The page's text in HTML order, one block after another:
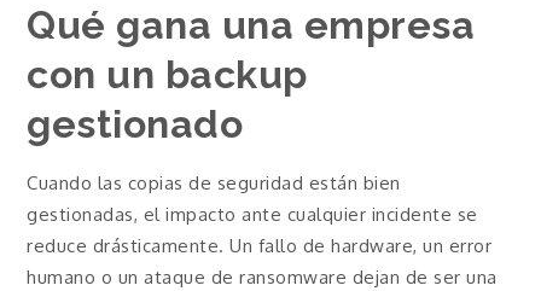
Qué gana una empresa
con un backup
gestionado
Cuando las copias de seguridad están bien
gestionadas, el impacto ante cualquier incidente se
reduce drásticamente. Un fallo de hardware, un error
humano o un ataque de ransomware dejan de ser una